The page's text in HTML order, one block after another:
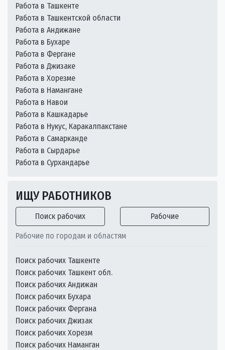
Работа в Ташкенте
Работа в Ташкентской области
Работа в Андижане
Работа в Бухаре
Работа в Фергане
Работа в Джизаке
Работа в Хорезме
Работа в Намангане
Работа в Навои
Работа в Кашкадарье
Работа в Нукус, Каракалпакстане
Работа в Самарканде
Работа в Сырдарье
Работа в Сурхандарье
ИЩУ РАБОТНИКОВ
Поиск рабочих Рабочие
Рабочие по городам и областям
Поиск рабочих Ташкенте
Поиск рабочих Ташкент обл.
Поиск рабочих Андижан
Поиск рабочих Бухара
Поиск рабочих Фергана
Поиск рабочих Джизак
Поиск рабочих Хорезм
Поиск рабочих Наманган